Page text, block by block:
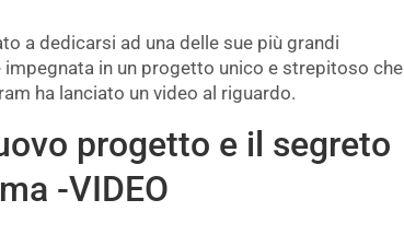
a dedicarsi ad una delle sue più grandi
in un progetto unico e strepitoso che
ha lanciato un video al riguardo.
progetto e il segreto
-VIDEO